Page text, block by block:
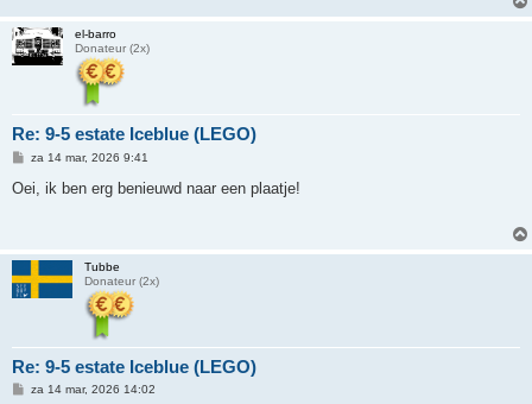
el-barro
Donateur (2x)
Re: 9-5 estate Iceblue (LEGO)
B
r
za 14 mar, 2026 9:41
Oei, ik ben erg benieuwd naar een plaatje!
Tubbe
Donateur (2x)
Re: 9-5 estate Iceblue (LEGO)
Bza 14 mar, 2026 14:02